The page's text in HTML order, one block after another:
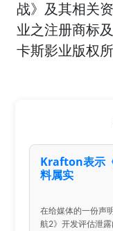
战》及其相关
业之注册商标
卡斯影业版权所
Krafton表示
料属实
在给媒体的一份声
航2》开发评估泄